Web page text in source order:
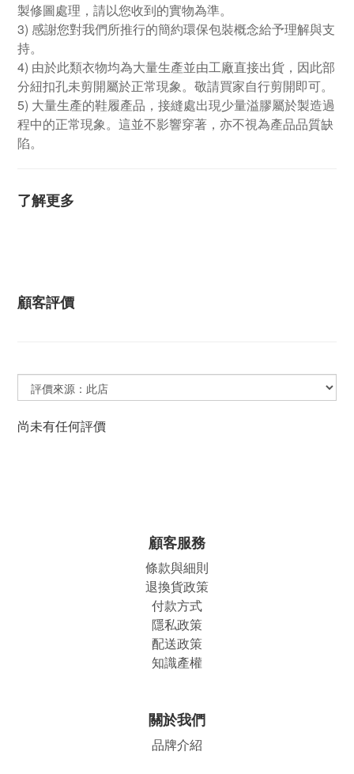
製修圖處理，請以您收到的實物為準。
3) 感謝您對我們所推行的簡約環保包裝概念給予理解與支
持。
4) 由於此類衣物均為大量生產並由工廠直接出貨，因此部
分紐扣孔未剪開屬於正常現象。敬請買家自行剪開即可。
5) 大量生產的鞋履產品，接縫處出現少量溢膠屬於製造過
程中的正常現象。這並不影響穿著，亦不視為產品品質缺
陷。
了解更多
顧客評價
尚未有任何評價
顧客服務
條款與細則
退換貨政策
付款方式
隱私政策
配送政策
知識產權
關於我們
品牌介紹